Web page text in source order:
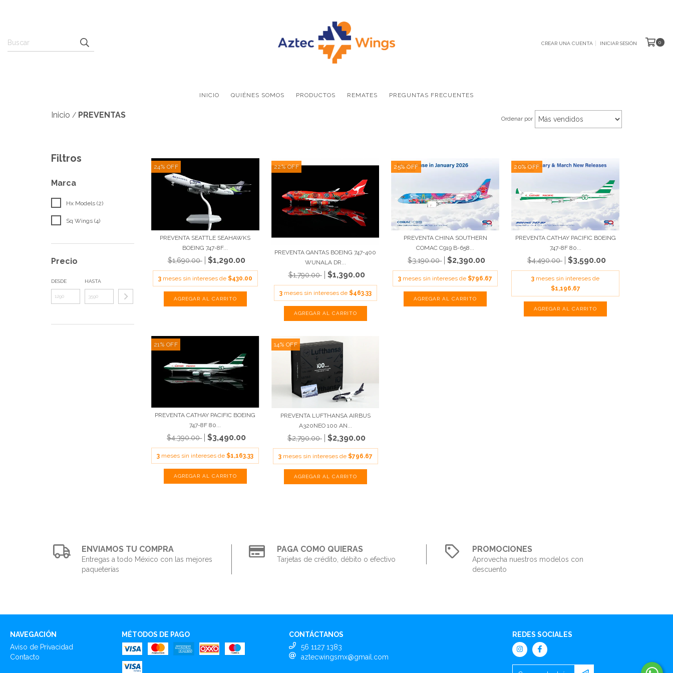
CREAR UNA CUENTA INICIAR SESIÓN 0
INICIO QUIÉNES SOMOS PRODUCTOS REMATES PREGUNTAS FRECUENTES
Inicio / PREVENTAS Ordenar por
Filtros
Marca
Hx Models (2)
Sq Wings (4)
Precio
DESDE HASTA
24% OFF
PREVENTA SEATTLE SEAHAWKS
BOEING 747-8F...
$1,690.00 $1,290.00
3 meses sin intereses de $430.00
22%OFF
PREVENTA QANTAS BOEING 747-400
WUNALA DR...
$1,790.00 $1,390.00
3 meses sin intereses de $463.33
25%OFF
PREVENTA CHINA SOUTHERN
COMAC C919 B-658...
$3,190.00 $2,390.00
3 meses sin intereses de$796.67
20%OFF
PREVENTA CATHAY PACIFIC BOEING
747-8F 80...
$4,490.00 $3,590.00
3 meses sin intereses de
$1,196.67
21 % OFF
PREVENTA CATHAY PACIFIC BOEING
747-8F 80...
$4,390.00 $3,490.00
3 meses sin intereses de$1,163.33
14% OFF
PREVENTA LUFTHANSA AIRBUS
A320NEO 100 AN...
$2,790.00 $2,390.00
3 meses sin intereses de $796.67
ENVIAMOS TU COMPRA
Entregas a todo México con las mejores
paqueterías
PAGA COMO QUIERAS
Tarjetas de crédito, débito o efectivo
PROMOCIONES
Aprovecha nuestros modelos con
descuento
NAVEGACIÓN
Aviso de Privacidad
Contacto
MÉTODOS DE PAGO
CONTÁCTANOS
56 1127 1383
aztecwingsmx@gmail.com
REDES SOCIALES